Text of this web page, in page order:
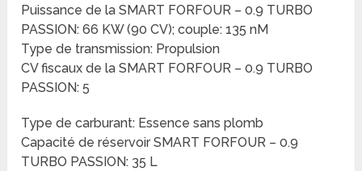
Puissance de la SMART FORFOUR – 0.9 TURBO
PASSION: 66 KW (90 CV); couple: 135 nM
Type de transmission: Propulsion
CV fiscaux de la SMART FORFOUR – 0.9 TURBO
PASSION: 5
Type de carburant: Essence sans plomb
Capacité de réservoir SMART FORFOUR – 0.9
TURBO PASSION: 35 L